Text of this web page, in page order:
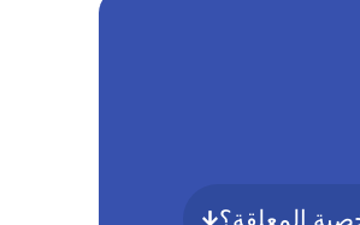
المعلقة؟